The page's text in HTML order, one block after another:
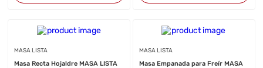
MASA LISTA
Masa Recta Hojaldre MASA LISTA
MASA LISTA
Masa Empanada para Freír MASA